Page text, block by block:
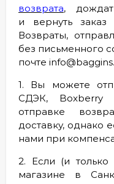
возврата,
и вернуть
Возвраты,
без письменного
почте
1. Вы можете
СДЭК, Boxberry
отправке
доставку, однако
нами при
2. Если (и
магазине в